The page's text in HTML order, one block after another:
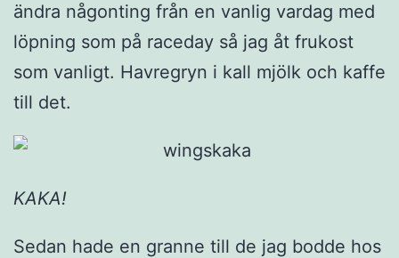
ändra någonting från en vanlig vardag med
löpning som på raceday så jag åt frukost
som vanligt. Havregryn i kall mjölk och kaffe
till det.
KAKA!
Sedan hade en granne till de jag bodde hos